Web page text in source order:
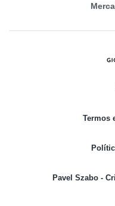
Termos
Pavel Szabo -